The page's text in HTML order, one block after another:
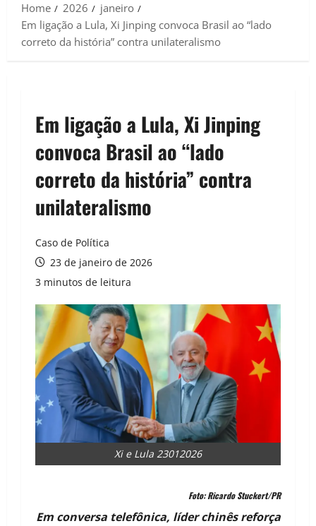
Home
2026
janeiro
Em ligação a Lula, Xi Jinping convoca Brasil ao “lado
correto da história” contra unilateralismo
Em ligação a Lula, Xi Jinping
convoca Brasil ao “lado
correto da história” contra
unilateralismo
Caso de Política
23 de janeiro de 2026
3 minutos de leitura
Xi e Lula 23012026
Foto: Ricardo Stuckert/PR
Em conversa telefônica, líder chinês reforça